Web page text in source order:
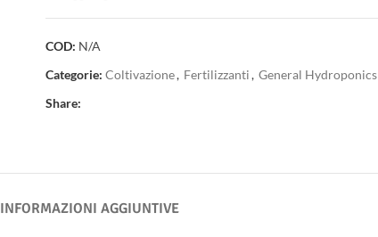
COD: N/A
Categorie: Coltivazione, Fertilizzanti, General Hydroponics
Share:
INFORMAZIONI AGGIUNTIVE